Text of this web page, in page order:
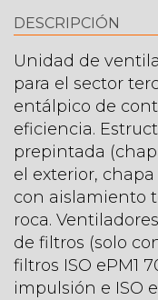
DESCRIPCIÓN
Unidad de
para el sector
entálpico de
eficiencia.
prepintada
el exterior,
con aislamiento
roca.
de filtros (solo
filtros ISO ePM1
impulsión e ISO